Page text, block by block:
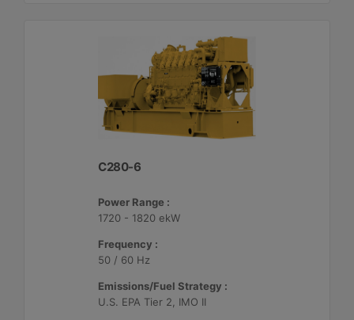
C280-6
Power Range :
1720 - 1820 ekW
Frequency :
50 / 60 Hz
Emissions/Fuel Strategy :
U.S. EPA Tier 2, IMO II